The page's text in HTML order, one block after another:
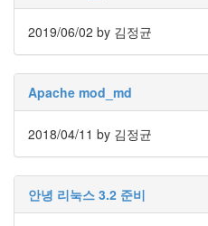
2019/06/02 by 김정균
Apache mod_md
2018/04/11 by 김정균
안녕 리눅스 3.2 준비
표
L10N
iPutty
AnNyung
여
우